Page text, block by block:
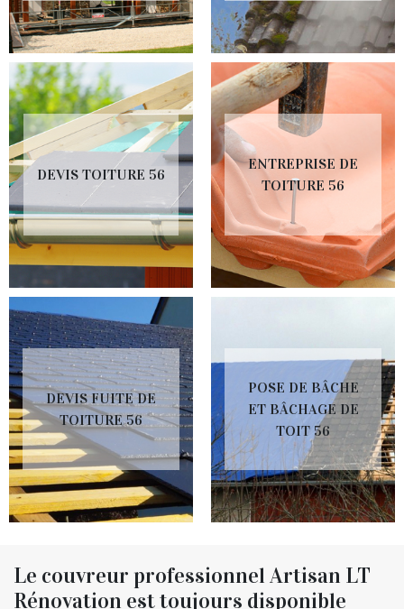
DEVIS TOITURE 56
ENTREPRISE DE
TOITURE 56
DEVIS FUITE DE
TOITURE 56
POSE DE BÂCHE
ET BÂCHAGE DE
TOIT 56
Le couvreur professionnel Artisan LT
Rénovation est toujours disponible